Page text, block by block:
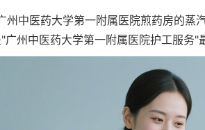
医药大学第一附属医院煎药房的蒸
州中医药大学第一附属医院护工服务"